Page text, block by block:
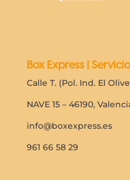
Box Express |
Calle T. (Pol. Ind. El
NAVE 15 – 46190,
info@boxexpress.es
961 66 58 29